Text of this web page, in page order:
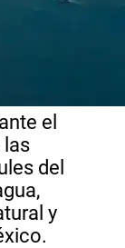
el
las
del
y